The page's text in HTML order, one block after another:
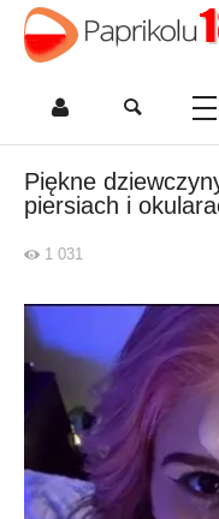
Piękne
piersiach i
1 031